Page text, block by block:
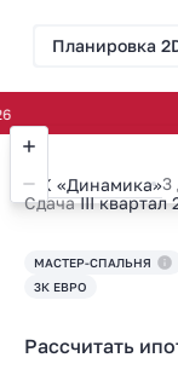
Планировка
ЖК «Динамика»3
СдачаIII квартал
МАСТЕР-СПАЛЬНЯ
3К ЕВРО
Рассчитать